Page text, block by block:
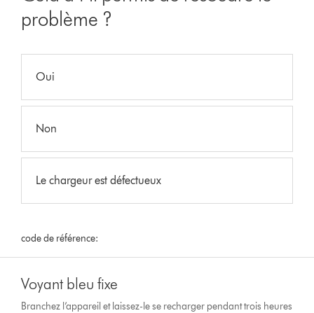
problème ?
Oui
Non
Le chargeur est défectueux
code de référence:
Voyant bleu fixe
Branchez l’appareil et laissez-le se recharger pendant trois heures